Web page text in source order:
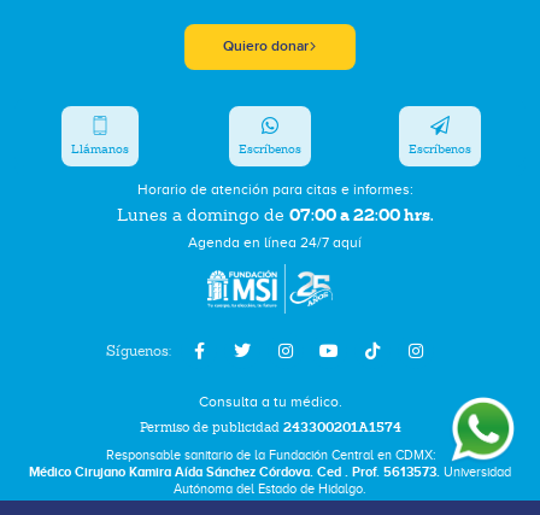
Quiero donar
Síguenos:
Horario de atención para citas e informes:
Lunes a domingo de 07:00 a 22:00 hrs.
Agenda en línea 24/7 aquí
Llámanos Escríbenos Escríbenos
Consulta a tu médico.
Permiso de publicidad 243300201A1574
Responsable sanitario de la Fundación Central en CDMX:
Médico Cirujano Kamira Aída Sánchez Córdova. Ced . Prof. 5613573. Universidad
Autónoma del Estado de Hidalgo.